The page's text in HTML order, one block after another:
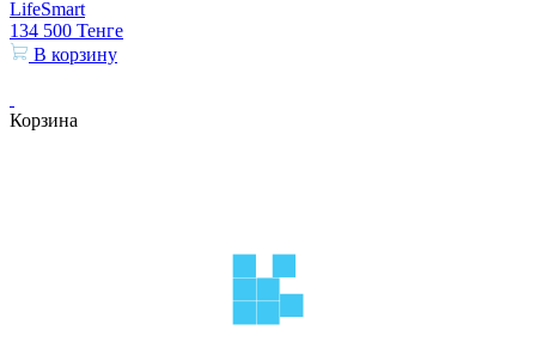
LifeSmart
134 500 Тенге
В корзину
Корзина